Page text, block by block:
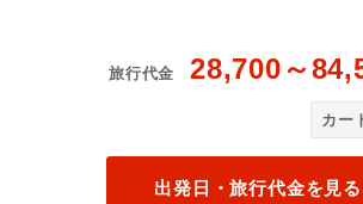
アインホテルズ ヴィアインプライム広島新幹線口
旅行代金 28,700～
カー
出発日・旅行代金を見る